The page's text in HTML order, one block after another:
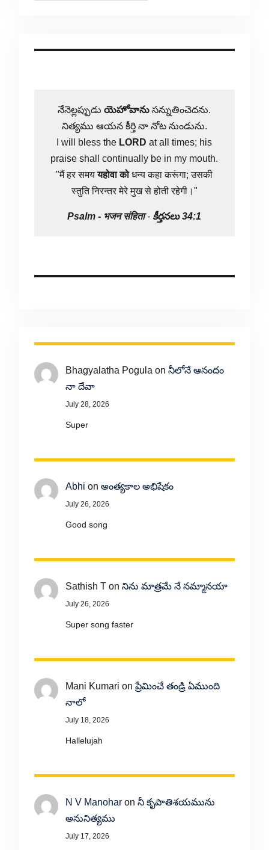
నేనెల్లప్పుడుయెహోవాను సన్నుతించెదను.
నిత్యము ఆయన కీర్తి నా నోట నుండును.
I will bless the LORD at all times; his
praise shall continually be in my mouth.
"मैं हर समययहोवा कोधन्य कहा करूंगा; उसकी
स्तुति निरन्तर मेरे मुख से होती रहेगी।"
Psalm - भजन संहिता- కీర్తనలు 34:1
Bhagyalatha Pogula on నీలోనే ఆనందం
నా దేవా
July 28, 2026
Super
Abhi on అంత్యకాల అభిషేకం
July 26, 2026
Good song
Sathish Ton నిను మాత్రమే నే నమ్మానయా
July 26, 2026
Super song faster
Mani Kumari onప్రేమించే తండ్రి ఏముంది
నాలో
July 18, 2026
Hallelujah
N V Manoharon నీ కృపాతిశయమును
అనునిత్యము
July 17, 2026